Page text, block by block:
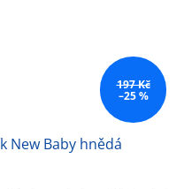
197 Kč
–25 %
New Baby hnědá